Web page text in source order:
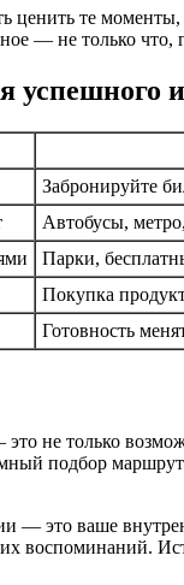
те
— не только что,
успешного
Забронируйте
Автобусы,
Парки,
Покупка
Готовность
не только
подбор
— это ваше
воспоминаний.